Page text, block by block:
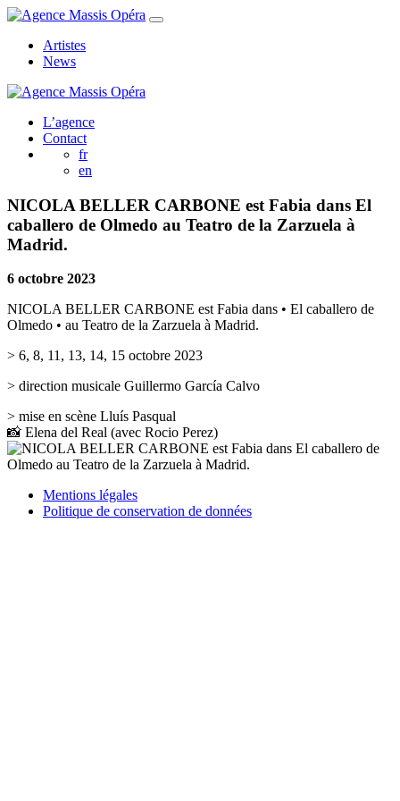
Artistes
News
L’agence
Contact
fr
en
NICOLA BELLER CARBONE est Fabia dans El
caballero de Olmedo au Teatro de la Zarzuela à
Madrid.
6 octobre 2023
NICOLA BELLER CARBONE est Fabia dans • El caballero de
Olmedo • au Teatro de la Zarzuela à Madrid.
> 6, 8, 11, 13, 14, 15 octobre 2023
> direction musicale Guillermo García Calvo
> mise en scène Lluís Pasqual
📸 Elena del Real (avec Rocio Perez)
Mentions légales
Politique de conservation de données